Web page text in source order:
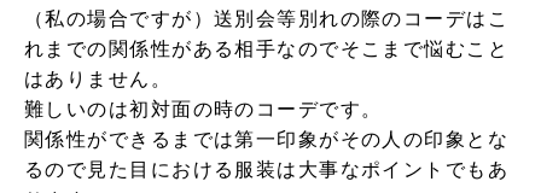
（私の場合ですが）送別会等別れの際のコーデはこ
れまでの関係性がある相手なのでそこまで悩むこと
はありません。
難しいのは初対面の時のコーデです。
関係性ができるまでは第一印象がその人の印象とな
るので見た目における服装は大事なポイントでもあ